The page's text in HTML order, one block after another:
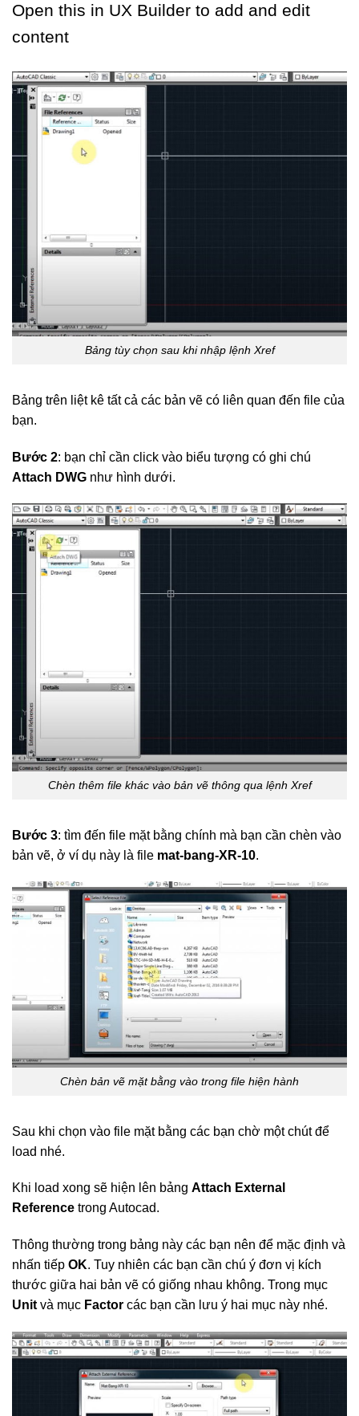
Open this in UX Builder to add and edit
content
Bảng tùy chọn sau khi nhập lệnh Xref
Bảng trên liệt kê tất cả các bản vẽ có liên quan đến file của
bạn.
Bước 2: bạn chỉ cần click vào biểu tượng có ghi chú
Attach DWG như hình dưới.
Chèn thêm file khác vào bản vẽ thông qua lệnh Xref
Bước 3: tìm đến file mặt bằng chính mà bạn cần chèn vào
bản vẽ, ở ví dụ này là file mat-bang-XR-10.
Chèn bản vẽ mặt bằng vào trong file hiện hành
Sau khi chọn vào file mặt bằng các bạn chờ một chút để
load nhé.
Khi load xong sẽ hiện lên bảng Attach External
Reference trong Autocad.
Thông thường trong bảng này các bạn nên để mặc định và
nhấn tiếp OK. Tuy nhiên các bạn cần chú ý đơn vị kích
thước giữa hai bản vẽ có giống nhau không. Trong mục
Unit và mục Factor các bạn cần lưu ý hai mục này nhé.